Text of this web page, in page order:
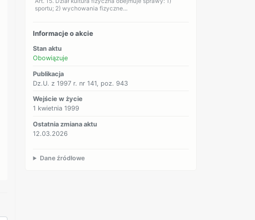
sportu; 2) wychowania fizyczne...
Informacje o akcie
Stan aktu
Obowiązuje
Publikacja
Dz.U. z 1997 r. nr 141, poz. 943
Wejście w życie
1 kwietnia 1999
Ostatnia zmiana aktu
12.03.2026
Dane źródłowe